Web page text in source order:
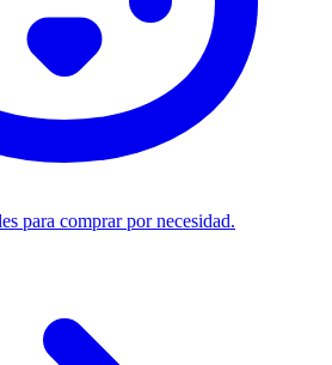
para comprar por necesidad.